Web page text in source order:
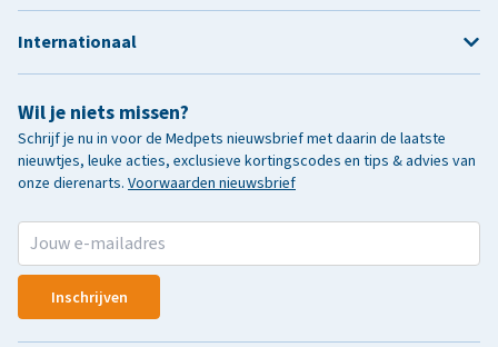
Wil je niets missen?
Schrijf je nu in voor de Medpets nieuwsbrief met daarin de laatste
nieuwtjes, leuke acties, exclusieve kortingscodes en tips & advies van
onze dierenarts. Voorwaarden nieuwsbrief
Inschrijven
Internationaal